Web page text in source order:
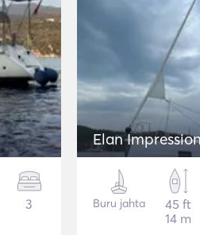
3
Elan
Buru jahta
45 ft
14 m